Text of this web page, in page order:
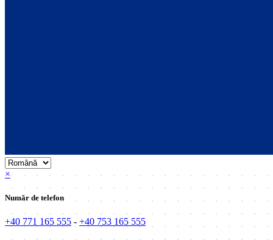
×
Număr de telefon
+40 771 165 555 - +40 753 165 555